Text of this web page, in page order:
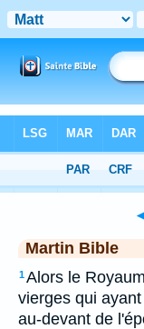
> Matthieu 25
Martin Bible
1Alors le
vierges qui
au-devant de